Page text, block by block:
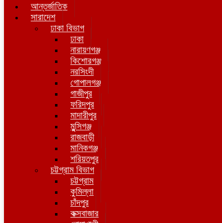
আন্তর্জাতিক
সারাদেশ
ঢাকা বিভাগ
ঢাকা
নারায়ণগঞ্জ
কিশোরগঞ্জ
নরসিংদী
গোপালগঞ্জ
গাজীপুর
ফরিদপুর
মাদারীপুর
মুন্সিগঞ্জ
রাজবাড়ী
মানিকগঞ্জ
শরিয়তপুর
চট্টগ্রাম বিভাগ
চট্টগ্রাম
কুমিল্লা
চাঁদপুর
কক্সবাজার